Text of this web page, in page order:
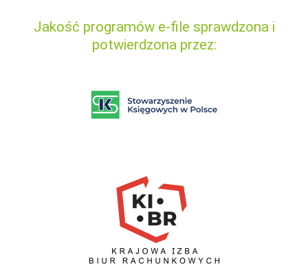
Jakość programów e-file sprawdzona i
potwierdzona przez: